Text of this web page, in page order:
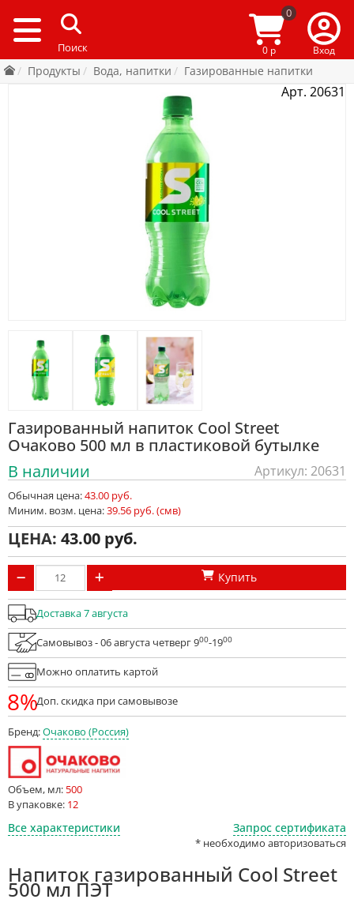
0
0 р Вход
Продукты Вода, напитки Газированные напитки
Арт. 20631
Газированный напиток Cool Street
Очаково 500 мл в пластиковой бутылке
В наличии
Артикул: 20631
Обычная цена:43.00 руб.
Миним. возм. цена:39.56 руб. (смв)
ЦЕНА: 43.00
Купить
Доставка 7 августа
Самовывоз - 06 августа четверг 900-1900
Можно оплатить картой
8%Доп. скидка при самовывозе
Бренд:Очаково (Россия)
Объем, мл: 500
В упаковке: 12
Все характеристики Запрос сертификата
* необходимо авторизоваться
Напиток газированный Cool Street
500 мл ПЭТ